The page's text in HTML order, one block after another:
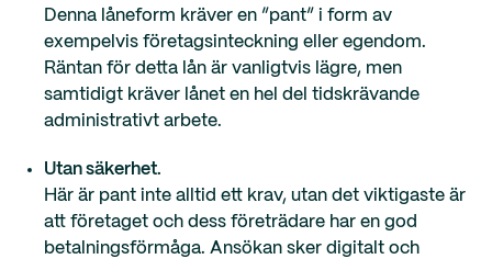
Denna låneform kräver en ”pant” i form av
exempelvis företagsinteckning eller egendom.
Räntan för detta lån är vanligtvis lägre, men
samtidigt kräver lånet en hel del tidskrävande
administrativt arbete.
Utan säkerhet.
Här är pant inte alltid ett krav, utan det viktigaste är
att företaget och dess företrädare har en god
betalningsförmåga. Ansökan sker digitalt och